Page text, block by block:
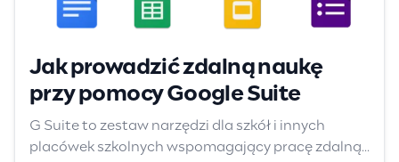
Jak prowadzić zdalną naukę
przy pomocy Google Suite
G Suite to zestaw narzędzi dla szkół i innych
placówek szkolnych wspomagający pracę zdalną...